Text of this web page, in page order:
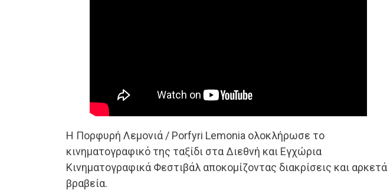
Η Πορφυρή Λεμονιά / Porfyri Lemonia ολοκλήρωσε το
κινηματογραφικό της ταξίδι στα Διεθνή και Εγχώρια
Κινηματογραφικά Φεστιβάλ αποκομίζοντας διακρίσεις και αρκετά
βραβεία.